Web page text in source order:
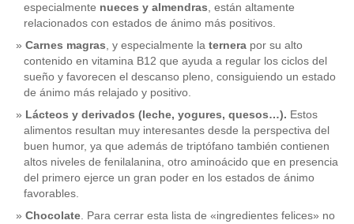
especialmente nueces y almendras, están altamente
relacionados con estados de ánimo más positivos.
Carnes magras, y especialmente la ternera por su alto
contenido en vitamina B12 que ayuda a regular los ciclos del
sueño y favorecen el descanso pleno, consiguiendo un estado
de ánimo más relajado y positivo.
Lácteos y derivados (leche, yogures, quesos…). Estos
alimentos resultan muy interesantes desde la perspectiva del
buen humor, ya que además de triptófano también contienen
altos niveles de fenilalanina, otro aminoácido que en presencia
del primero ejerce un gran poder en los estados de ánimo
favorables.
Chocolate. Para cerrar esta lista de «ingredientes felices» no